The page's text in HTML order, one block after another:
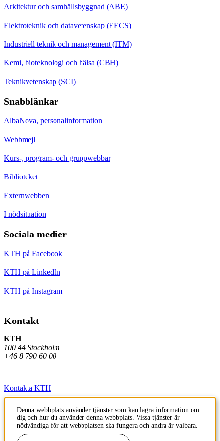
Arkitektur och samhällsbyggnad (ABE)
Elektroteknik och datavetenskap (EECS)
Industriell teknik och management (ITM)
Kemi, bioteknologi och hälsa (CBH)
Teknikvetenskap (SCI)
Snabblänkar
AlbaNova, personalinformation
Webbmejl
Kurs-, program- och gruppwebbar
Biblioteket
Externwebben
I nödsituation
Sociala medier
KTH på Facebook
KTH på LinkedIn
KTH på Instagram
Kontakt
KTH
100 44 Stockholm
+46 8 790 60 00
Kontakta KTH
Jobba på KTH
Press och media
Denna webbplats använder tjänster som kan lagra information om
dig och hur du använder denna webbplats. Vissa tjänster är
nödvändiga för att webbplatsen ska fungera och andra är valbara.